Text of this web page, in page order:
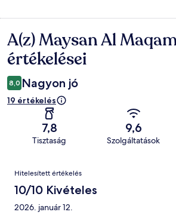
Értékelések
A(z) Maysan Al
értékelései
8,0 Nagyon jó
19 értékelés
7,8
Tisztaság
9,6
Szolgáltatások
Értékelések
Hitelesített értékelés
10/10 Kivételes
2026. január 12.